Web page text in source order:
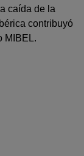
caída de la
contribuyó
MIBEL.